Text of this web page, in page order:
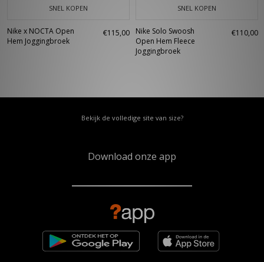
SNEL KOPEN
Nike x NOCTA Open
Hem Joggingbroek
€115,00
SNEL KOPEN
Nike Solo Swoosh
Open Hem Fleece
Joggingbroek
€110,00
Bekijk de volledige site van size?
Download onze app